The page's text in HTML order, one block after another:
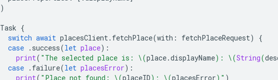
)
Task {
switch await placesClient. fetchPlace(with : fetchPlaceRequest)
{
case . success(let place):
print( "The selected place is: \(place.displayName) : \(String(
case . failure(let placesError):
print( "Place not found: \(placeID) ; \(placesError) " )